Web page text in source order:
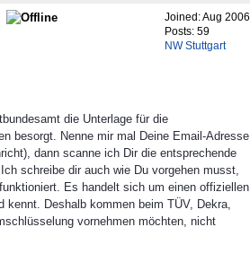
Joined:Aug 2006
Posts: 59
NW Stuttgart
die Unterlage für die
besorgt. Nenne mir mal Deine Email-Adresse
dann scanne ich Dir die entsprechende
schreibe dir auch wie Du vorgehen musst,
Es handelt sich um einen offiziellen
kennt. Deshalb kommen beim TÜV, Dekra,
vornehmen möchten, nicht